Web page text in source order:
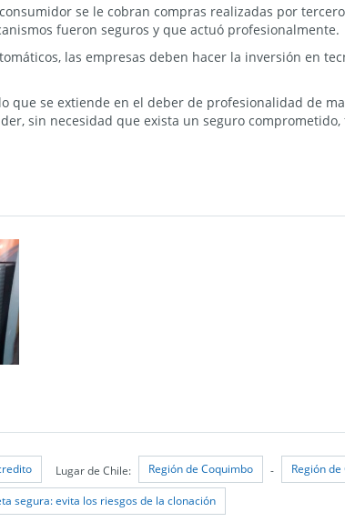
se le cobran compras realizadas por
fueron seguros y que actuó profesionalmente.
las empresas deben hacer la inversión en
que se extiende en el deber de profesionalidad de
sin necesidad que exista un seguro comprometido,
Lugar de Chile: Región de Coquimbo - Región
segura: evita los riesgos de la clonación